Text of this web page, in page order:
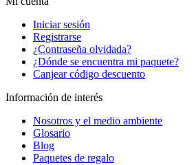
Iniciar sesión
Registrarse
¿Contraseña olvidada?
¿Dónde se encuentra mi paquete?
Canjear código descuento
Información de interés
Nosotros y el medio ambiente
Glosario
Blog
Paquetes de regalo